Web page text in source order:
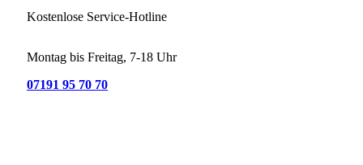
Kostenlose Service-Hotline
Montag bis Freitag, 7-18 Uhr
07191 95 70 70